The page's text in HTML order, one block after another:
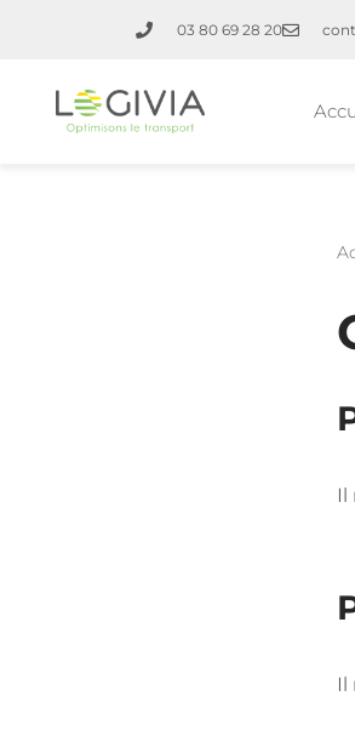
contenu
03 80 69 28 20
Il
Il